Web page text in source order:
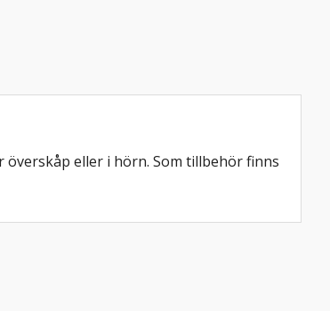
eller i hörn. Som tillbehör finns